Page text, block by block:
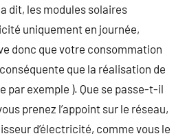
dit, les modules solaires
uniquement en journée,
donc que votre consommation
que la réalisation de
par exemple ). Que se passe-t-il
prenez l’appoint sur le réseau,
d’électricité, comme vous le